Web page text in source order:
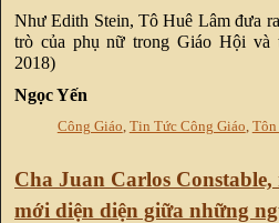
Như Edith Stein, Tô Huê Lâm đưa
trò của phụ nữ trong Giáo Hội và
2018)
Ngọc Yến
Công Giáo Tin Tức Công Giáo Tôn
Cha Juan Carlos
mới diện diện giữa những